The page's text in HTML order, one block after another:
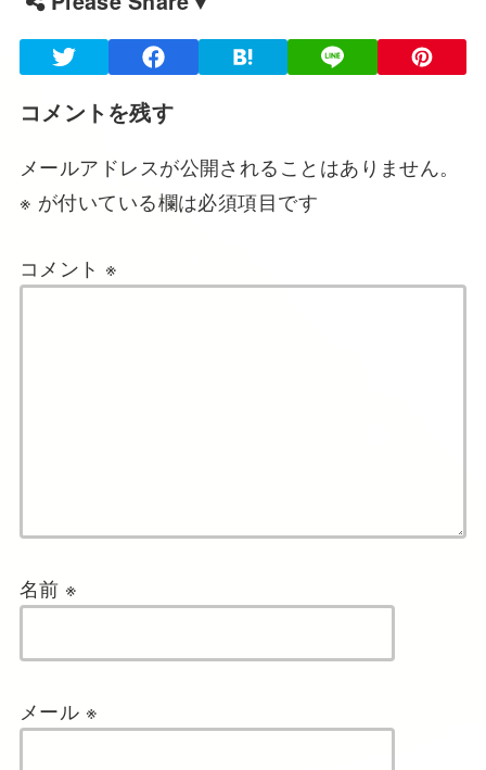
コメントを残す
メールアドレスが公開されることはありません。
※ が付いている欄は必須項目です
コメント ※
名前 ※
メール ※